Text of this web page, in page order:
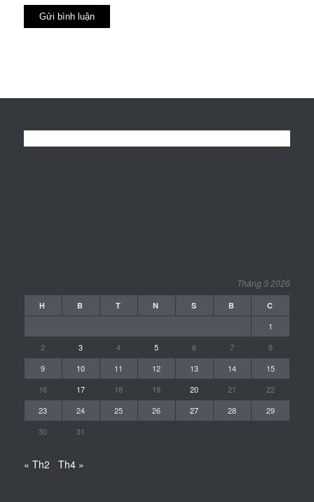
Tháng 3 2026
H B T N S B C
1
2
3 4 5 6 7
8
9
10 11 12 13 14
15
16
17 18 19 20 21
22
23
24 25 26 27 28
29
30
31
« Th2 Th4 »